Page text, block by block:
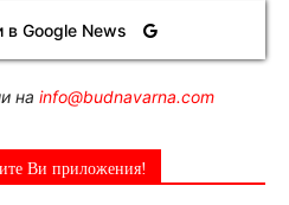
в Google News
на info@budnavarna.com
Ви приложения!